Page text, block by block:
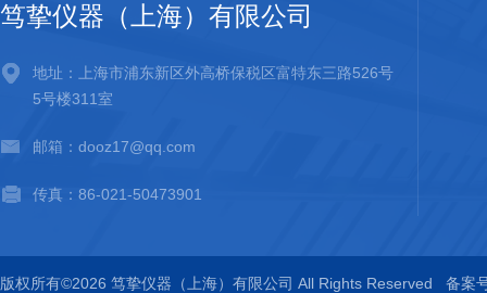
笃挚仪器（上海）有限公司
地址：上海市浦东新区外高桥保税区富特东三路526号
5号楼311室
邮箱：dooz17@qq.com
传真：86-021-50473901
版权所有©2026 笃挚仪器（上海）有限公司 All Rights Reserved 备案